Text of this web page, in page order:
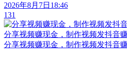
2026年8月7日18:46
131
分享视频赚现金，制作视频发抖音
分享视频赚现金，制作视频发抖音